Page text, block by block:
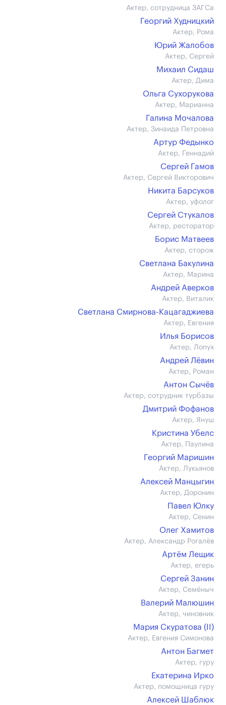
Актер, сотрудница ЗАГСа
Георгий Худницкий
Актер, Рома
Юрий Жалобов
Актер, Сергей
Михаил Сидаш
Актер, Дима
Ольга Сухорукова
Актер, Марианна
Галина Мочалова
Актер, Зинаида Петровна
Артур Федынко
Актер, Геннадий
Сергей Гамов
Актер, Сергей Викторович
Никита Барсуков
Актер, уфолог
Сергей Стукалов
Актер, ресторатор
Борис Матвеев
Актер, сторож
Светлана Бакулина
Актер, Марина
Андрей Аверков
Актер, Виталик
Светлана Смирнова-Кацагаджиева
Актер, Евгения
Илья Борисов
Актер, Лопух
Андрей Лёвин
Актер, Роман
Антон Сычёв
Актер, сотрудник турбазы
Дмитрий Фофанов
Актер, Януш
Кристина Убелс
Актер, Паулина
Георгий Маришин
Актер, Лукьянов
Алексей Манцыгин
Актер, Доронин
Павел Юлку
Актер, Сенин
Олег Хамитов
Актер, Александр Рогалёв
Артём Лещик
Актер, егерь
Сергей Занин
Актер, Семёныч
Валерий Малюшин
Актер, чиновник
Мария Скуратова (II)
Актер, Евгения Симонова
Антон Багмет
Актер, гуру
Екатерина Ирко
Актер, помощница гуру
Алексей Шаблюк